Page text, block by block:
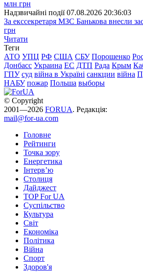
Надзвичайні події 07.08.2026 20:36:03
За екссекретаря МЗС Банькова внесли
грн
Читати
Теги
АТО УПЦ РФ США СБУ Порошенко
Донбасс Украина ЕС ДТП Рада Крым
ГПУ суд війна в Україні санкции війна
НАБУ пожар Польша выборы
© Copyright
2001—2026 FORUA. Редакція:
mail@for-ua.com
Головне
Рейтинги
Точка зору
Енергетика
Інтерв’ю
Столиця
Дайджест
TOP For UA
Суспiльство
Культура
Світ
Економіка
Політика
Війна
Спорт
Здоров'я